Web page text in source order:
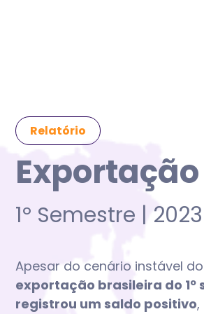
Relatório
Exportação
1º Semestre | 2023
Apesar do cenário instável
exportação brasileira do 1º
registrou um saldo positivo,